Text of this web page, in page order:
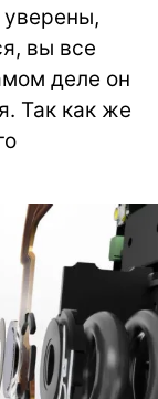
вы все
деле он
Так как же